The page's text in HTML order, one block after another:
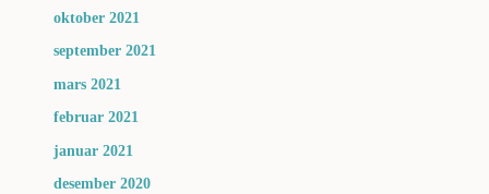
oktober 2021
september 2021
mars 2021
februar 2021
januar 2021
desember 2020